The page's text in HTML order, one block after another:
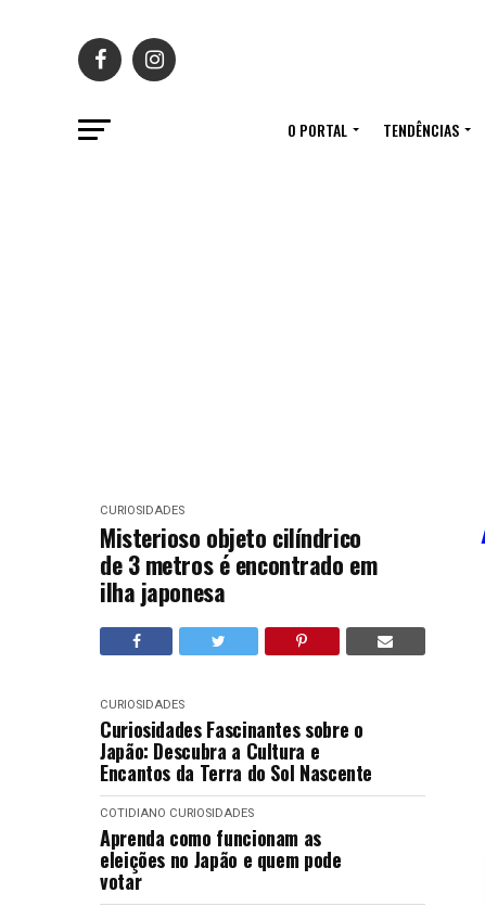
O PORTAL TENDÊNCIAS
CURIOSIDADES
Misterioso objeto cilíndrico
de 3 metros é encontrado em
ilha japonesa
CURIOSIDADES
Curiosidades Fascinantes sobre o
Japão: Descubra a Cultura e
Encantos da Terra do Sol Nascente
COTIDIANO CURIOSIDADES
Aprenda como funcionam as
eleições no Japão e quem pode
votar